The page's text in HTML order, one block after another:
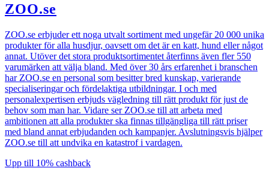
ZOO.se
ZOO.se erbjuder ett noga utvalt sortiment med ungefär 20 000 unika
produkter för alla husdjur, oavsett om det är en katt, hund eller något
annat. Utöver det stora produktsortimentet återfinns även fler 550
varumärken att välja bland. Med över 30 års erfarenhet i branschen
har ZOO.se en personal som besitter bred kunskap, varierande
specialiseringar och fördelaktiga utbildningar. I och med
personalexpertisen erbjuds vägledning till rätt produkt för just de
behov som man har. Vidare ser ZOO.se till att arbeta med
ambitionen att alla produkter ska finnas tillgängliga till rätt priser
med bland annat erbjudanden och kampanjer. Avslutningsvis hjälper
ZOO.se till att undvika en katastrof i vardagen.
Upp till 10% cashback